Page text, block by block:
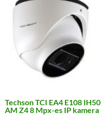
Techson TCI EA4 E108 IH50
AM Z4 8 Mpx-es IP kamera